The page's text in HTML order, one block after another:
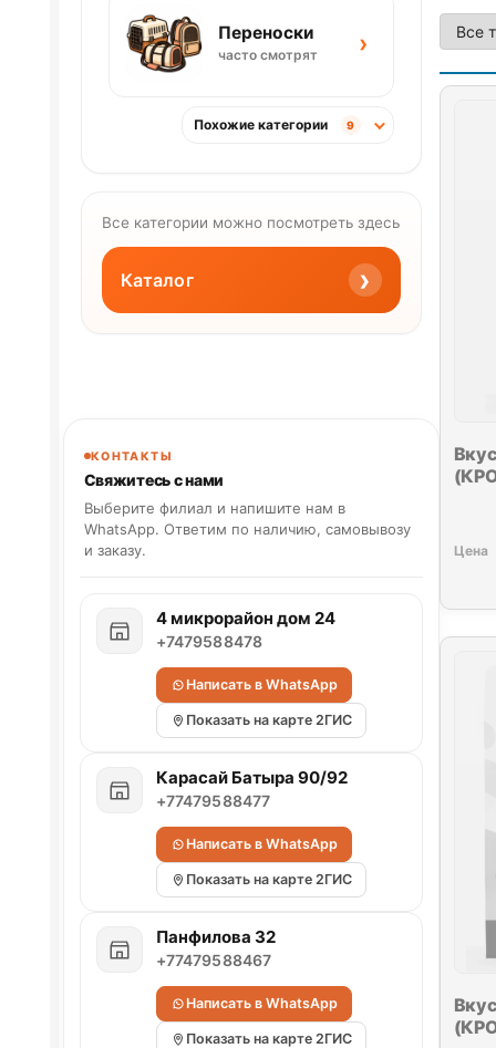
Переноски
часто смотрят ›
Похожие категории 9
Все категории можно посмотреть здесь
Каталог ›
КОНТАКТЫ
Свяжитесь с нами
Выберите филиал и напишите нам в
WhatsApp. Ответим по наличию, самовывозу
и заказу.
4 микрорайон дом 24
+7479588478
Написать в WhatsApp
Показать на карте 2ГИС
Карасай Батыра 90/92
+77479588477
Написать в WhatsApp
Показать на карте 2ГИС
Панфилова 32
+77479588467
Написать в WhatsApp
Показать на карте 2ГИС